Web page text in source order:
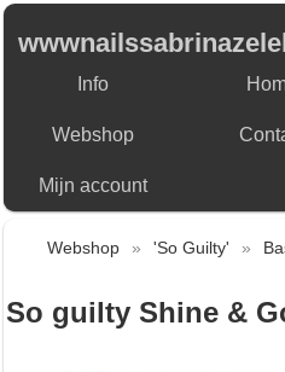
Info
Webshop
Mijn account
Webshop » 'So Guilty' »
So guilty Shine &